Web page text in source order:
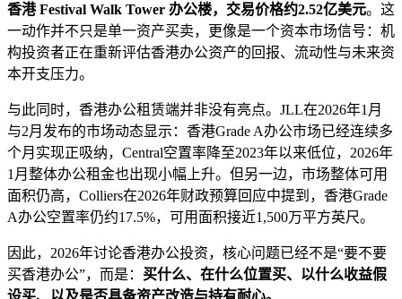
香港 Festival Walk Tower 办公楼，交易价格约2.52亿美元。这
一动作并不只是单一资产买卖，更像是一个资本市场信号：机
构投资者正在重新评估香港办公资产的回报、流动性与未来资
本开支压力。
与此同时，香港办公租赁端并非没有亮点。JLL在2026年1月
与2月发布的市场动态显示：香港Grade A办公市场已经连续多
个月实现正吸纳，Central空置率降至2023年以来低位，2026年
1月整体办公租金也出现小幅上升。但另一边，市场整体可用
面积仍高，Colliers在2026年财政预算回应中提到，香港Grade
A办公空置率仍约17.5%，可用面积接近1,500万平方英尺。
因此，2026年讨论香港办公投资，核心问题已经不是“要不要
买香港办公”，而是： 买什么、在什么位置买、以什么收益假
设买、以及是否具备资产改造与持有耐心。